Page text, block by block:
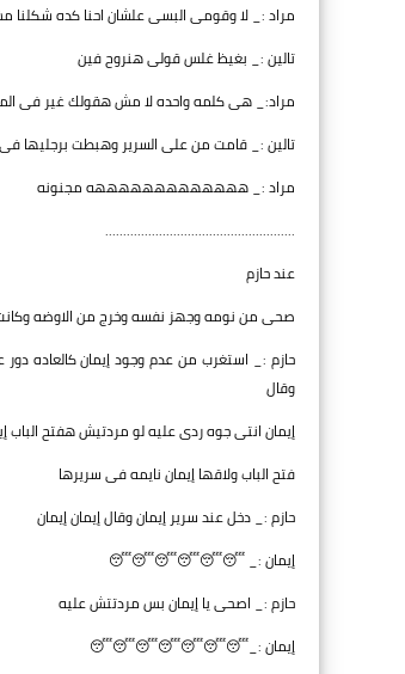
مراد :_ لا وقومى البسى علشان احنا كده
تالين :_ بغيظ غلس قولى هنروح فين
مراد:_ هى كلمه واحده لا مش هقولك غير فى
تالين :_ قامت من على السرير وهبطت برجليها
مراد :_ هههههههههههههه مجنونه
.....................................................
عند حازم
صحى من نومه وجهز نفسه وخرج من الاوضه وكانت
حازم :_ استغرب من عدم وجود إيمان
وقال
إيمان انتى جوه ردى عليه لو مردتيش هفتح
فتح الباب ولاقها إيمان نايمه فى سريرها
حازم :_ دخل عند سرير إيمان وقال إيمان إيمان
إيمان :_ 😴😴😴😴😴😴
حازم :_ اصحى يا إيمان بس مردتتش عليه
إيمان :_😴😴😴😴😴😴😴